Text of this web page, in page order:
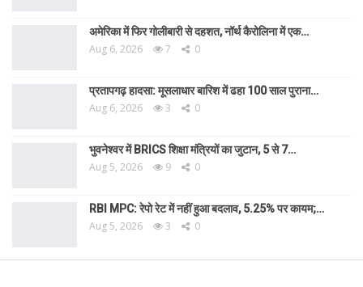
अमेरिका में फिर गोलीबारी से दहशत, नॉर्थ कैरोलिना में एक…
Aug 6, 2026 7 0
प्रतापगढ़ हादसा: मूसलाधार बारिश में ढहा 100 साल पुराना…
Aug 6, 2026 3 0
भुवनेश्वर में BRICS शिक्षा मंत्रियों का जुटान, 5 से 7…
Aug 5, 2026 9 0
RBI MPC: रेपो रेट में नहीं हुआ बदलाव, 5.25% पर कायम;…
Aug 5, 2026 3 0